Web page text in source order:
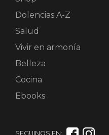
Dolencias A-Z
Salud
Vivir en armonía
Belleza
Cocina
Ebooks
SEGUINOS EN: